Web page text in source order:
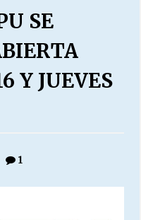
69 AÑOS DE
DC” SALUDA EL
El Carmen de Maipu.
SE
Y JUEVES
1